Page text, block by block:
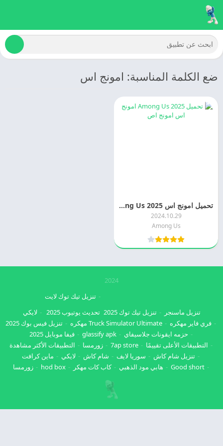
ضع الكلمة المناسبة: امونج اس
تحميل امونج اس 2025 Amoung Us اخر اصدار مجانا
2024.10.29
Among Us
2024
تنزيل ماسنجر تنزيل تيك توك 2025
تنزيل تيك توك لايت
تحديث يوتيوب 2025
لايكي
فري فاير مهكره
Truck Simulator Ultimate مهكره
تنزيل فيس بوك 2025
حزمه ايقونات جلاسيفاي
glassify apk
فيفا موبايل 2025
التطبيقات الأعلى تقييمًا
7ap store زورمسا
التطبيقات الأكثر مشاهدة
تنزيل شام كاش
سوريا لايف شام كاش لايكي
ماين كرافت
Good short
هابي مود الذهبي كاب كات مهكر hod box زورمسا